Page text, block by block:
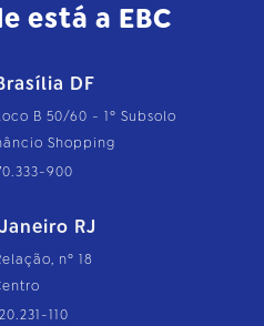
está a EBC
DF
B 50/60 - 1º Subsolo
Shopping
900
RJ
nº 18
110